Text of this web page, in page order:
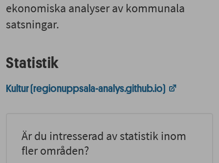
ekonomiska analyser av kommunala
satsningar.
Statistik
Kultur (regionuppsala-analys.github.io)
Är du intresserad av statistik inom
fler områden?